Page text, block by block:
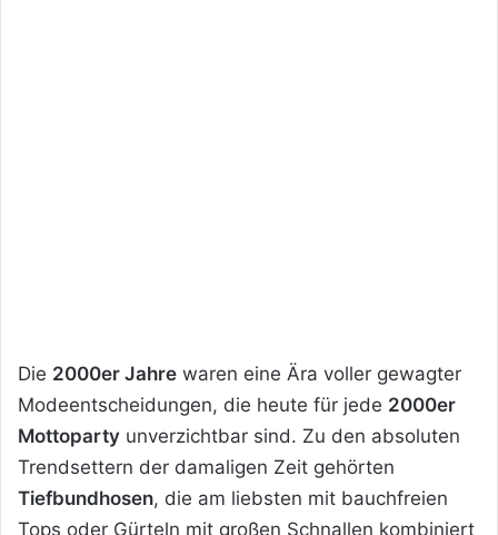
Die 2000er Jahre waren eine Ära voller gewagter
Modeentscheidungen, die heute für jede 2000er
Mottoparty unverzichtbar sind. Zu den absoluten
Trendsettern der damaligen Zeit gehörten
Tiefbundhosen, die am liebsten mit bauchfreien
Tops oder Gürteln mit großen Schnallen kombiniert